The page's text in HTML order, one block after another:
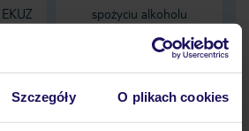
Szczegóły O plikach cookies
spożyciu alkoholu
obejmującą NNW
zaistniałych pod wpływem
alkoholu